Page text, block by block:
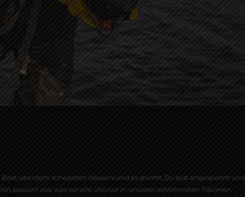
überdem schwarzen Wassers und es stürmt. Du bist angespannt und
passiert das, was wir alle uns nur in unseren schlimmsten Träumen